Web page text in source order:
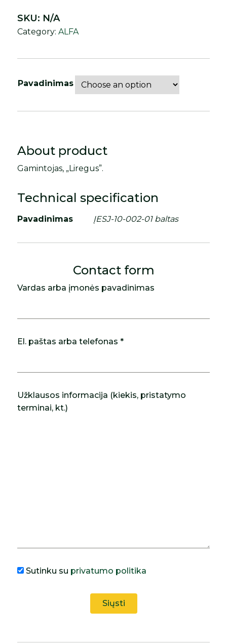
Pavadinimas
SKU: N/A
Category:ALFA
About product
Gamintojas, „Liregus”.
Technical specification
Pavadinimas ĮESJ-10-002-01 baltas
Contact form
Vardas arba įmonės pavadinimas
El. paštas arba telefonas *
Užklausos informacija (kiekis, pristatymo
terminai, kt.)
Sutinku su privatumo politika